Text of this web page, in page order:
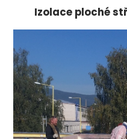
Izolace ploché